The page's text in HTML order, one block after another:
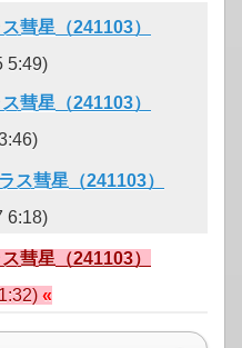
彗星（241103）
5:49)
彗星（241103）
彗星（241103）
6:18)
彗星（241103）